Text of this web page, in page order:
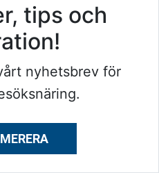
tips och
nyhetsbrev för